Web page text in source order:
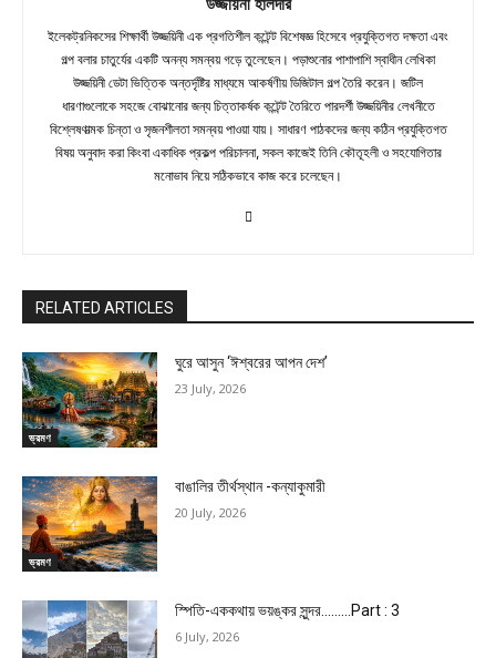
ইলেকট্রনিকসের শিক্ষার্থী উজ্জয়িনী এক প্রগতিশীল কন্টেন্ট বিশেষজ্ঞ হিসেবে প্রযুক্তিগত দক্ষতা এবং
গল্প বলার চাতুর্যের একটি অনন্য সমন্বয় গড়ে তুলেছেন। পড়াশুনোর পাশাপাশি স্বাধীন লেখিকা
উজ্জয়িনী ডেটা ভিত্তিক অন্তর্দৃষ্টির মাধ্যমে আকর্ষণীয় ডিজিটাল গল্প তৈরি করেন। জটিল
ধারণাগুলোকে সহজে বোঝানোর জন্য চিত্তাকর্ষক কন্টেন্ট তৈরিতে পারদর্শী উজ্জয়িনীর লেখনীতে
বিশ্লেষণাত্মক চিন্তা ও সৃজনশীলতা সমন্বয় পাওয়া যায়। সাধারণ পাঠকদের জন্য কঠিন প্রযুক্তিগত
বিষয় অনুবাদ করা কিংবা একাধিক প্রকল্প পরিচালনা, সকল কাজেই তিনি কৌতূহলী ও সহযোগিতার
মনোভাব নিয়ে সঠিকভাবে কাজ করে চলেছেন।
RELATED ARTICLES
ভ্রমণ
ঘুরে আসুন ‘ঈশ্বরের আপন দেশ’
23 July, 2026
ভ্রমণ
বাঙালির তীর্থস্থান -কন্যাকুমারী
20 July, 2026
স্পিতি-এককথায় ভয়ঙ্কর সুন্দর………Part : 3
6 July, 2026